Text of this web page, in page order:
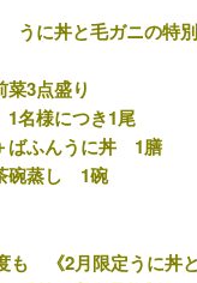
うに丼と毛ガニの
菜3点盛り
名様につき1尾
ばふんうに丼 1膳
碗蒸し 1碗
《2月限定うに丼と